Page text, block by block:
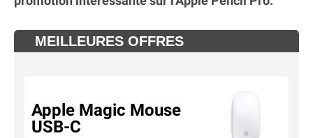
MEILLEURES OFFRES
Apple Magic Mouse
USB-C